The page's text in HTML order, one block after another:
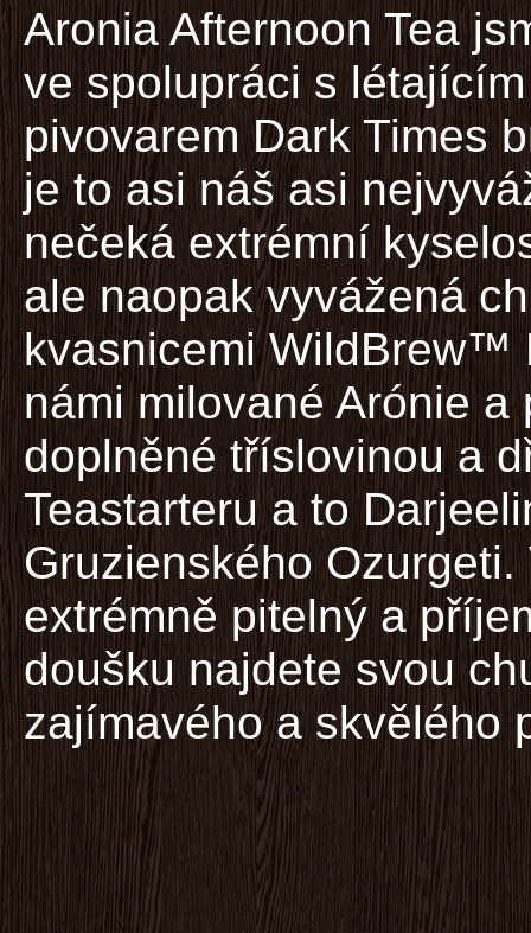
Aronia Afternoon Tea
ve spolupráci s létajícím
pivovarem Dark Times
je to asi náš asi
nečeká extrémní
ale naopak vyvážená
kvasnicemi WildBrew™
námi milované Arónie
doplněné tříslovinou a
Teastarteru a to
Gruzienského
extrémně pitelný a
doušku najdete svou
zajímavého a skvělého